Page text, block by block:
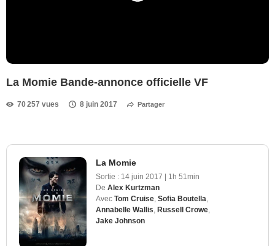
La Momie Bande-annonce officielle VF
70 257 vues 8 juin 2017 Partager
La Momie
Sortie : 14 juin 2017 | 1h 51min
De Alex Kurtzman
Avec Tom Cruise Sofia Boutella
Annabelle Wallis Russell Crowe
Jake Johnson